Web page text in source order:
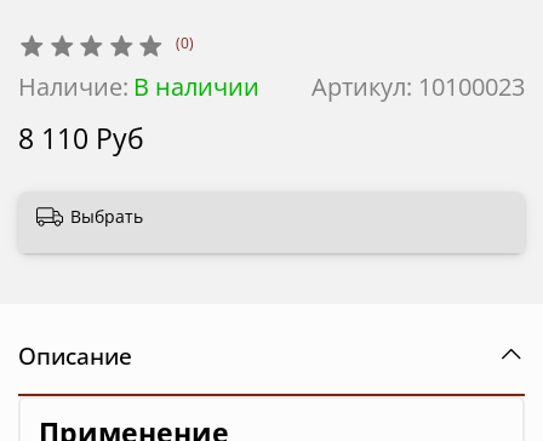
(0)
Артикул: 10100023
Наличие: В наличии
8 110 Руб
Выбрать
Описание
Применение